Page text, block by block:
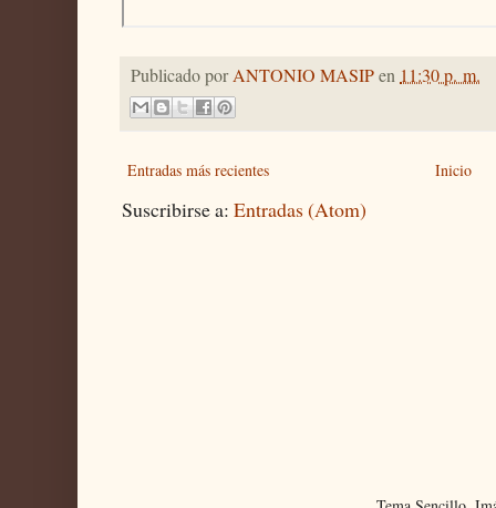
Publicado porANTONIO MASIPen 11:30 p. m.
Entradas más recientes Inicio
Suscribirse a: Entradas (Atom)